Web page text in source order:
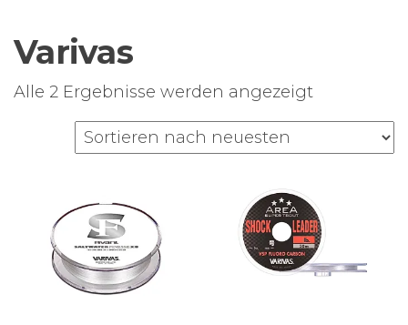
hochwertige
Produkte aus
Antem Dohna,
Pro Softbaits.
Zusätzlich
Rollen und
Schnüre sowie
Zubehör für das
Brandungsangeln.
Varivas
Alle 2 Ergebnisse werden angezeigt
Aktualität